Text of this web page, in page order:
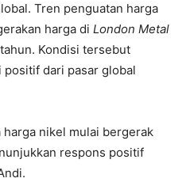
Tren penguatan harga
harga di London Metal
Kondisi tersebut
positif dari pasar global
nikel mulai bergerak
respons positif